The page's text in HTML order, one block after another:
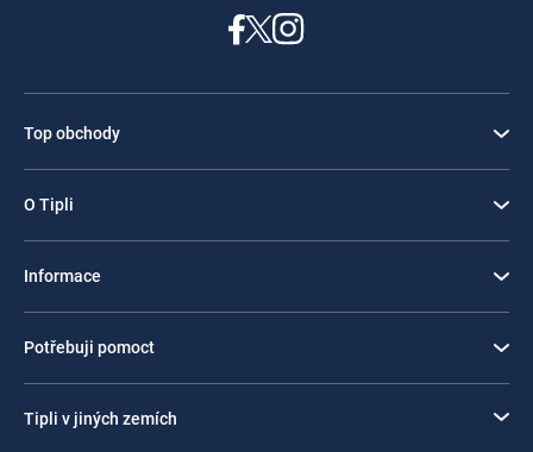
Top obchody
O Tipli
Informace
Potřebuji pomoct
Tipli v jiných zemích